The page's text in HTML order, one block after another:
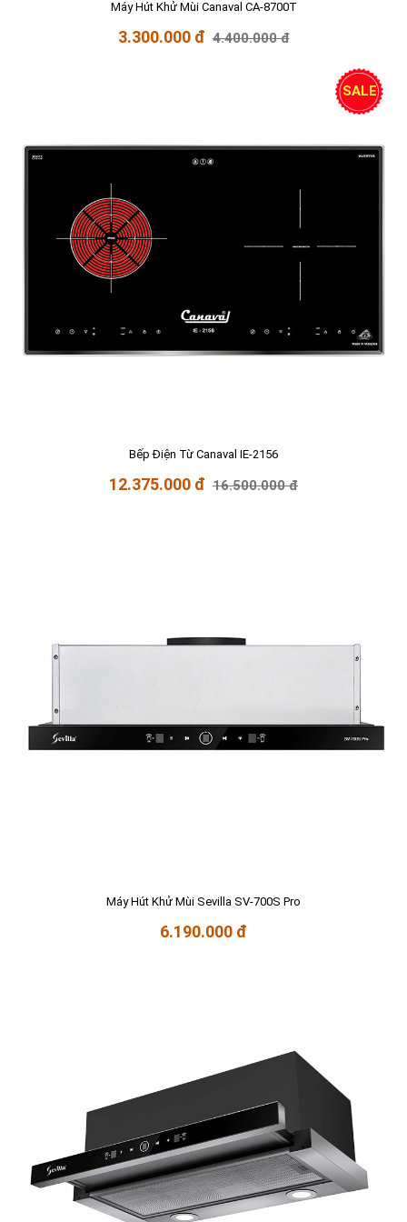
Máy Hút Khử Mùi Canaval CA-8700T
3.300.000 đ 4.400.000 đ
SALE
Bếp Điện Từ Canaval IE-2156
12.375.000 đ 16.500.000 đ
Máy Hút Khử Mùi Sevilla SV-700S Pro
6.190.000 đ